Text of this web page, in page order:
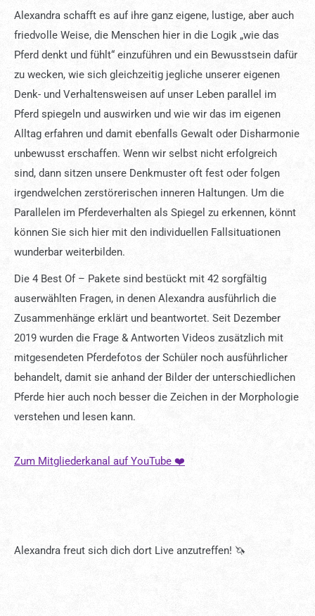
Alexandra schafft es auf ihre ganz eigene, lustige, aber auch
friedvolle Weise, die Menschen hier in die Logik „wie das
Pferd denkt und fühlt“ einzuführen und ein Bewusstsein dafür
zu wecken, wie sich gleichzeitig jegliche unserer eigenen
Denk- und Verhaltensweisen auf unser Leben parallel im
Pferd spiegeln und auswirken und wie wir das im eigenen
Alltag erfahren und damit ebenfalls Gewalt oder Disharmonie
unbewusst erschaffen. Wenn wir selbst nicht erfolgreich
sind, dann sitzen unsere Denkmuster oft fest oder folgen
irgendwelchen zerstörerischen inneren Haltungen. Um die
Parallelen im Pferdeverhalten als Spiegel zu erkennen, könnt
können Sie sich hier mit den individuellen Fallsituationen
wunderbar weiterbilden.
Die 4 Best Of – Pakete sind bestückt mit 42 sorgfältig
auserwählten Fragen, in denen Alexandra ausführlich die
Zusammenhänge erklärt und beantwortet. Seit Dezember
2019 wurden die Frage & Antworten Videos zusätzlich mit
mitgesendeten Pferdefotos der Schüler noch ausführlicher
behandelt, damit sie anhand der Bilder der unterschiedlichen
Pferde hier auch noch besser die Zeichen in der Morphologie
verstehen und lesen kann.
Zum Mitgliederkanal auf YouTube ❤️
Alexandra freut sich dich dort Live anzutreffen! 🦄